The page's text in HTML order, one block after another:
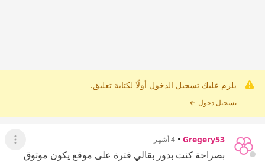
يلزم عليك تسجيل الدخول أولًا لكتابة تعليق.
تسجيل دخول ←
Gregery53
• 4 أشهر عرض
بصراحة كنت بدور بقالي فترة على موقع يكون موثوق